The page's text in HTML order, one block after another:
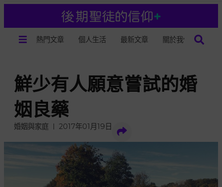
熱門文章 個人生活 最新文章 關於我們
鮮少有人願意嘗試的婚
姻良藥
婚姻與家庭 2017年01月19日